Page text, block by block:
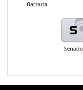
Batzarra
Senado